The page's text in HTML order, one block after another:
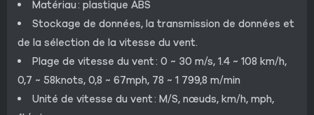
Matériau : plastique ABS
Stockage de données, la transmission de données et
de la sélection de la vitesse du vent.
Plage de vitesse du vent : 0 ~ 30 m/s, 1.4 ~ 108 km/h,
0,7 ~ 58knots, 0,8 ~ 67mph, 78 ~ 1 799,8 m/min
Unité de vitesse du vent : M/S, nœuds, km/h, mph,